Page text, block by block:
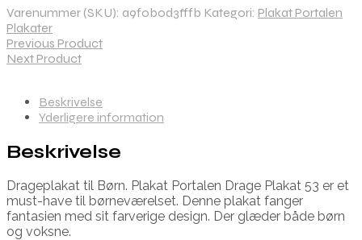
Varenummer (SKU): a9f0b0d3fffb Kategori: Plakat Portalen
Plakater
Previous Product
Next Product
Beskrivelse
Yderligere information
Beskrivelse
Drageplakat til Børn. Plakat Portalen Drage Plakat 53 er et
must-have til børneværelset. Denne plakat fanger
fantasien med sit farverige design. Der glæder både børn
og voksne.